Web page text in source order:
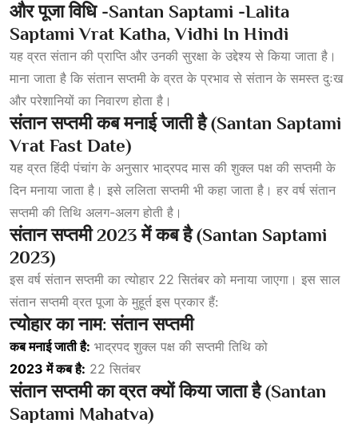
और पूजा विधि -Santan Saptami -Lalita
Saptami Vrat Katha, Vidhi In Hindi
यह व्रत संतान की प्राप्ति और उनकी सुरक्षा के उद्देश्य से किया जाता है।
माना जाता है कि संतान सप्तमी के व्रत के प्रभाव से संतान के समस्त दुःख
और परेशानियों का निवारण होता है।
संतान सप्तमी कब मनाई जाती है (Santan Saptami
Vrat Fast Date)
यह व्रत हिंदी पंचांग के अनुसार भाद्रपद मास की शुक्ल पक्ष की सप्तमी के
दिन मनाया जाता है। इसे ललिता सप्तमी भी कहा जाता है। हर वर्ष संतान
सप्तमी की तिथि अलग-अलग होती है।
संतान सप्तमी 2023 में कब है (Santan Saptami
2023)
इस वर्ष संतान सप्तमी का त्योहार 22 सितंबर को मनाया जाएगा। इस साल
संतान सप्तमी व्रत पूजा के मुहूर्त इस प्रकार हैं:
त्योहारकानाम:संतानसप्तमी
कबमनाईजातीहै: भाद्रपद शुक्ल पक्ष की सप्तमी तिथि को
2023 में कब है: 22 सितंबर
संतानसप्तमीकाव्रतक्योंकियाजाताहै (Santan
Saptami Mahatva)